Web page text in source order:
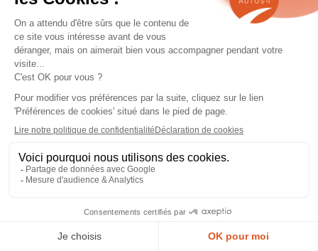
SATISFAIT
ou remboursé
LIVRAISON
partout en France
Achat
en ligne sécurisé
1 2 3
Nouveau Peugeot 3008 de 2024
Le lancement dunouveau Peugeot 3008
troisième génération de ce SUV populaire, promettant
motorisation, et technologie. Ce modèle réinventé
illustre l'engagement de Peugeot vers une fusion